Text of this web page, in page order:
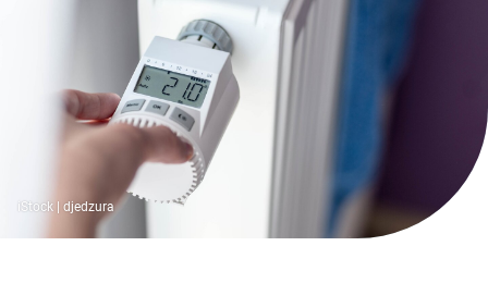
iStock | djedzura